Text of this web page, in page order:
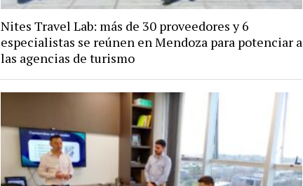
Nites Travel Lab: más de 30 proveedores y 6
especialistas se reúnen en Mendoza para potenciar a
las agencias de turismo